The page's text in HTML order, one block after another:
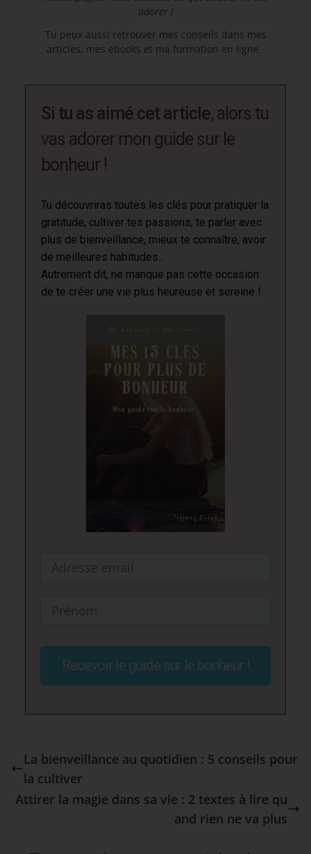
adorer !
Tu peux aussi retrouver mes conseils dans mes
articles, mes ebooks et ma formation en ligne.
Si tu as aimé cet article, alors tu
vas adorer mon guide sur le
bonheur !
Tu découvriras toutes les clés pour pratiquer la
gratitude, cultiver tes passions, te parler avec
plus de bienveillance, mieux te connaître, avoir
de meilleures habitudes...
Autrement dit, ne manque pas cette occasion
de te créer une vie plus heureuse et sereine !
Recevoir le guide sur le bonheur !
La bienveillance au quotidien : 5 conseils pour
la cultiver
Attirer la magie dans sa vie : 2 textes à lire qu
and rien ne va plus